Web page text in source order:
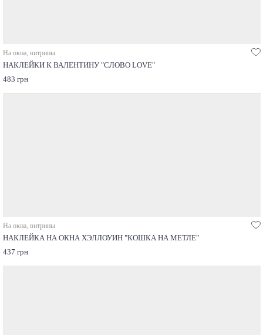
На окна, витрины
НАКЛЕЙКИ К ВАЛЕНТИНУ "СЛОВО LOVE"
483 грн
На окна, витрины
НАКЛЕЙКА НА ОКНА ХЭЛЛОУИН "КОШКА НА МЕТЛЕ"
437 грн